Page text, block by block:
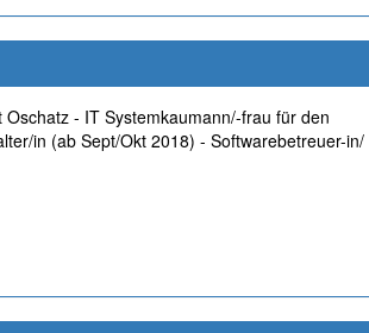
- IT Systemkaumann/-frau für den
in (ab Sept/Okt 2018) - Softwarebetreuer-in/